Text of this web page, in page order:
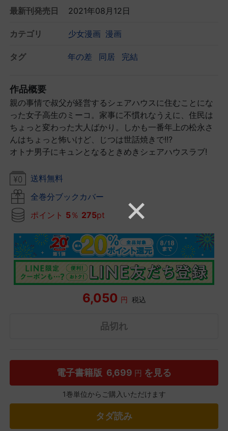
最新刊発売日 2021年08月12日
カテゴリ 少女漫画 漫画
タグ 年の差 同居 完結
作品概要
親の事情で叔父が経営するシェアハウスに住むことにな
った女子高生のミーコ。家事に不慣れなうえに、住民は
ちょっと変わった大人ばかり。しかも一番年上の松永さ
んはちょっと怖いけど、じつは世話焼きで!!?
オトナ男子にキュンとなるときめきシェアハウスラブ!
送料無料
全巻分ブックカバー
ポイント 5％ 275pt
6,050 円 税込
品切れ
電子書籍版 6,699 円 を見る
1巻単位からご購入いただけます
タダ読み